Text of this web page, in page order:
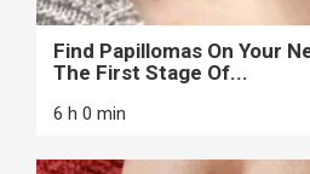
Find Papillomas On Your
The First Stage Of...
6 h 0 min